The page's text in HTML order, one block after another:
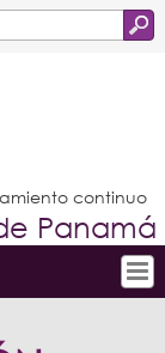
continuo
Panamá